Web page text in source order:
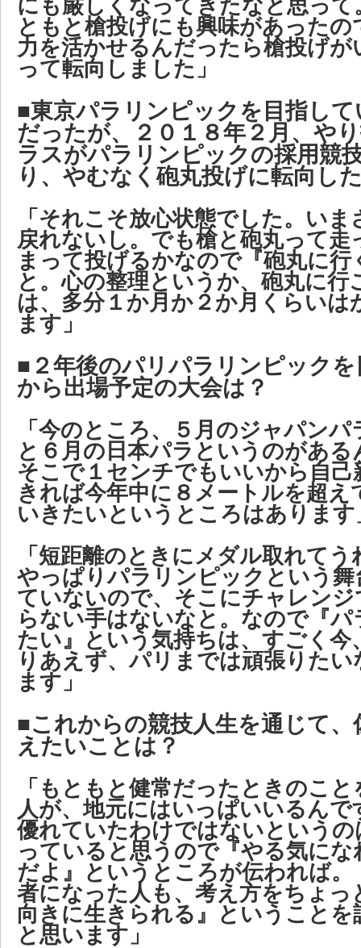
にも厳しくなってきたなと思って
ともと槍投げにも興味があったの
力を活かせるんだったら槍投げが
って転向しました」
■東京パラリンピックを目指して
だったが、２０１８年２月、や
ラスがパラリンピックの採用競
り、やむなく砲丸投げに転向し
「それこそ放心状態でした。い
戻れないし。でも槍と砲丸って走
まって投げるかなので『砲丸に行
と。心の整理というか、砲丸に行
は、多分１か月か２か月くらいは
ます」
■２年後のパリパラリンピック
から出場予定の大会は？
「今のところ、５月のジャパン
と６月の日本パラというのがある
そこで１センチでもいいから自己
きれば今年中に８メートルを超え
いきたいというところはあります
「短距離のときにメダル取れて
やっぱりパラリンピックという
ていないので、そこにチャレン
らない手はないなと。なので『
たい』という気持ちは、すごく今
りあえず、パリまでは頑張りた
ます」
■これからの競技人生を通じて、
えたいことは？
「もともと健常だったときのこ
人が、地元にはいっぱいいるんで
優れていたわけではないという
っていると思うので『やる気に
だよ』というところが伝われば。
者になった人も、考え方をちょっ
向きに生きられる』ということを
と思います」